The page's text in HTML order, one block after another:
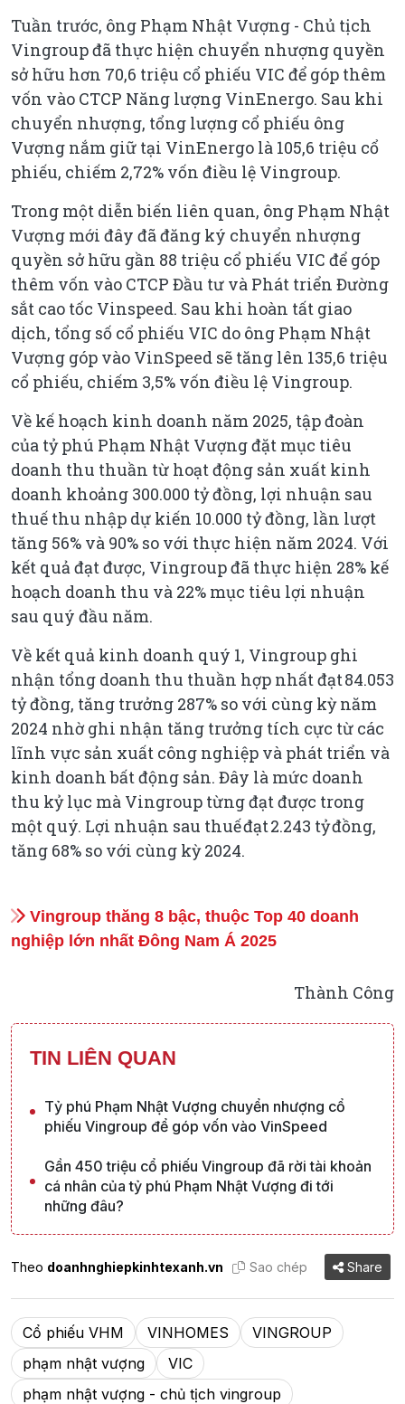
Tuần trước, ông Phạm Nhật Vượng - Chủ tịch
Vingroup đã thực hiện chuyển nhượng quyền
sở hữu hơn 70,6 triệu cổ phiếu VIC để góp thêm
vốn vào CTCP Năng lượng VinEnergo. Sau khi
chuyển nhượng, tổng lượng cổ phiếu ông
Vượng nắm giữ tại VinEnergo là 105,6 triệu cổ
phiếu, chiếm 2,72% vốn điều lệ Vingroup.
Trong một diễn biến liên quan, ông Phạm Nhật
Vượng mới đây đã đăng ký chuyển nhượng
quyền sở hữu gần 88 triệu cổ phiếu VIC để góp
thêm vốn vào CTCP Đầu tư và Phát triển Đường
sắt cao tốc Vinspeed. Sau khi hoàn tất giao
dịch, tổng số cổ phiếu VIC do ông Phạm Nhật
Vượng góp vào VinSpeed sẽ tăng lên 135,6 triệu
cổ phiếu, chiếm 3,5% vốn điều lệ Vingroup.
Về kế hoạch kinh doanh năm 2025, tập đoàn
của tỷ phú Phạm Nhật Vượng đặt mục tiêu
doanh thu thuần từ hoạt động sản xuất kinh
doanh khoảng 300.000 tỷ đồng, lợi nhuận sau
thuế thu nhập dự kiến 10.000 tỷ đồng, lần lượt
tăng 56% và 90% so với thực hiện năm 2024. Với
kết quả đạt được, Vingroup đã thực hiện 28% kế
hoạch doanh thu và 22% mục tiêu lợi nhuận
sau quý đầu năm.
Về kết quả kinh doanh quý 1, Vingroup ghi
nhận tổng doanh thu thuần hợp nhất đạt 84.053
tỷ đồng, tăng trưởng 287% so với cùng kỳ năm
2024 nhờ ghi nhận tăng trưởng tích cực từ các
lĩnh vực sản xuất công nghiệp và phát triển và
kinh doanh bất động sản. Đây là mức doanh
thu kỷ lục mà Vingroup từng đạt được trong
một quý. Lợi nhuận sau thuế đạt 2.243 tỷ đồng,
tăng 68% so với cùng kỳ 2024.
Vingroup thăng 8 bậc, thuộc Top 40 doanh
nghiệp lớn nhất Đông Nam Á 2025
Thành Công
TIN LIÊN QUAN
Tỷ phú Phạm Nhật Vượng chuyển nhượng cổ
phiếu Vingroup để góp vốn vào VinSpeed
Gần 450 triệu cổ phiếu Vingroup đã rời tài khoản
cá nhân của tỷ phú Phạm Nhật Vượng đi tới
những đâu?
Theo doanhnghiepkinhtexanh.vn Sao chép Share
Cổ phiếu VHM VINHOMES
VINGROUP
phạm nhật vượng
VIC
phạm nhật vượng - chủ tịch vingroup